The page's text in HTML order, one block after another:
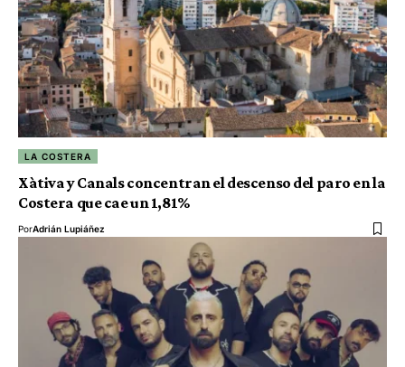
LA COSTERA
Xàtiva y Canals concentran el descenso del paro en la
Costera que cae un 1,81%
PorAdrián Lupiáñez